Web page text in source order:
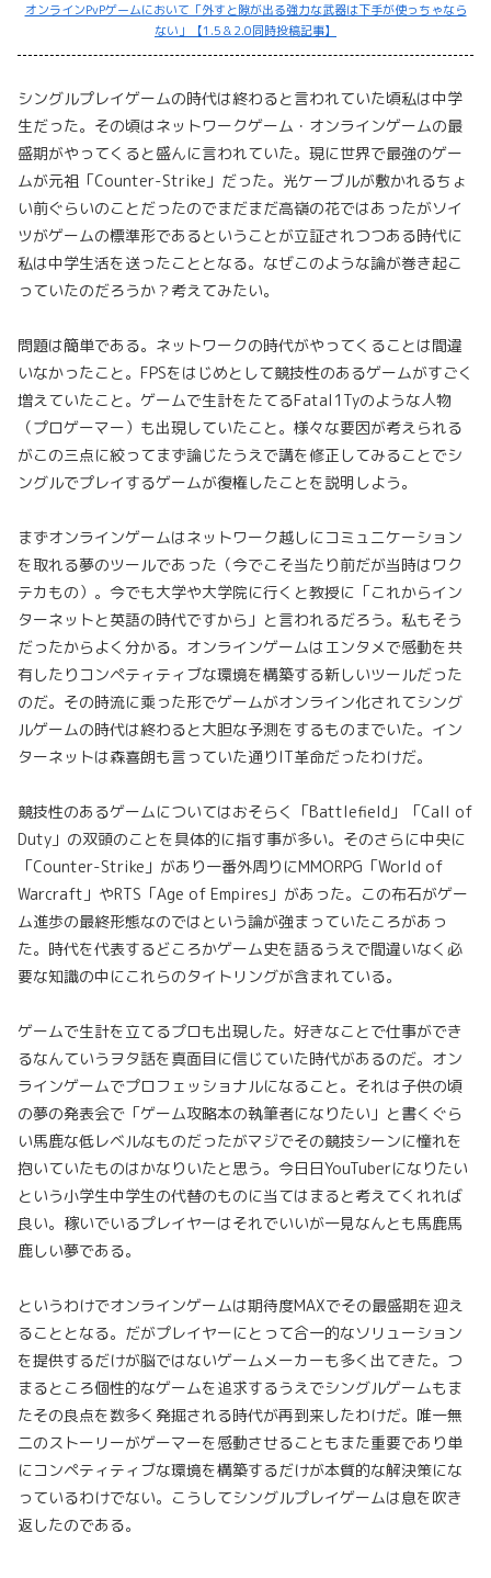
オンラインPvPゲームにおいて「外すと隙が出る強力な武器は下手が使っちゃなら
ない」【1.5＆2.0同時投稿記事】
シングルプレイゲームの時代は終わると言われていた頃私は中学
生だった。その頃はネットワークゲーム・オンラインゲームの最
盛期がやってくると盛んに言われていた。現に世界で最強のゲー
ムが元祖「Counter-Strike」だった。光ケーブルが敷かれるちょ
い前ぐらいのことだったのでまだまだ高嶺の花ではあったがソイ
ツがゲームの標準形であるということが立証されつつある時代に
私は中学生活を送ったこととなる。なぜこのような論が巻き起こ
っていたのだろうか？考えてみたい。
問題は簡単である。ネットワークの時代がやってくることは間違
いなかったこと。FPSをはじめとして競技性のあるゲームがすごく
増えていたこと。ゲームで生計をたてるFatal1Tyのような人物
（プロゲーマー）も出現していたこと。様々な要因が考えられる
がこの三点に絞ってまず論じたうえで講を修正してみることでシ
ングルでプレイするゲームが復権したことを説明しよう。
まずオンラインゲームはネットワーク越しにコミュニケーション
を取れる夢のツールであった（今でこそ当たり前だが当時はワク
テカもの）。今でも大学や大学院に行くと教授に「これからイン
ターネットと英語の時代ですから」と言われるだろう。私もそう
だったからよく分かる。オンラインゲームはエンタメで感動を共
有したりコンペティティブな環境を構築する新しいツールだった
のだ。その時流に乘った形でゲームがオンライン化されてシング
ルゲームの時代は終わると大胆な予測をするものまでいた。イン
ターネットは森喜朗も言っていた通りIT革命だったわけだ。
競技性のあるゲームについてはおそらく「Battlefield」「Call of
Duty」の双頭のことを具体的に指す事が多い。そのさらに中央に
「Counter-Strike」があり一番外周りにMMORPG「World of
Warcraft」やRTS「Age of Empires」があった。この布石がゲー
ム進歩の最終形態なのではという論が強まっていたころがあっ
た。時代を代表するどころかゲーム史を語るうえで間違いなく必
要な知識の中にこれらのタイトリングが含まれている。
ゲームで生計を立てるプロも出現した。好きなことで仕事ができ
るなんていうヲタ話を真面目に信じていた時代があるのだ。オン
ラインゲームでプロフェッショナルになること。それは子供の頃
の夢の発表会で「ゲーム攻略本の執筆者になりたい」と書くぐら
い馬鹿な低レベルなものだったがマジでその競技シーンに憧れを
抱いていたものはかなりいたと思う。今日日YouTuberになりたい
という小学生中学生の代替のものに当てはまると考えてくれれば
良い。稼いでいるプレイヤーはそれでいいが一見なんとも馬鹿馬
鹿しい夢である。
というわけでオンラインゲームは期待度MAXでその最盛期を迎え
ることとなる。だがプレイヤーにとって合一的なソリューション
を提供するだけが脳ではないゲームメーカーも多く出てきた。つ
まるところ個性的なゲームを追求するうえでシングルゲームもま
たその良点を数多く発掘される時代が再到来したわけだ。唯一無
二のストーリーがゲーマーを感動させることもまた重要であり単
にコンペティティブな環境を構築するだけが本質的な解決策にな
っているわけでない。こうしてシングルプレイゲームは息を吹き
返したのである。